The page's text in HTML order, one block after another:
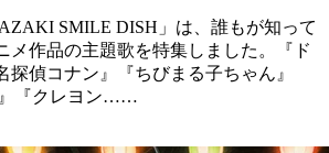
SMILE DISH」は、誰もが知って
メ作品の主題歌を特集しました。『ド
探偵コナン』『ちびまる子ちゃん』
』『クレヨン……